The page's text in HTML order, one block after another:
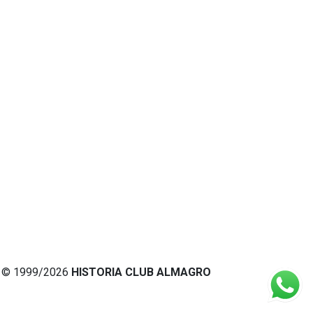
© 1999/2026 HISTORIA CLUB ALMAGRO